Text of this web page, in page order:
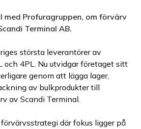
med Profuragruppen, om förvärv
Terminal AB.
största leverantörer av
och 4PL. Nu utvidgar företaget sitt
genom att lägga lager,
av bulkprodukter till
av Scandi Terminal.
där fokus ligger på